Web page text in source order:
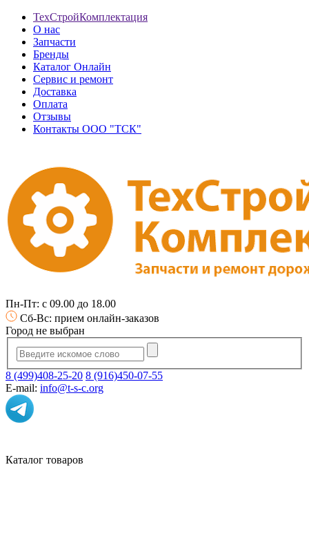
ТехСтройКомплектация
О нас
Запчасти
Бренды
Каталог Онлайн
Сервис и ремонт
Доставка
Оплата
Отзывы
Контакты ООО "ТСК"
Пн-Пт: с 09.00 до 18.00
Сб-Вс: прием онлайн-заказов
Город не выбран
8 (499)408-25-20 8 (916)450-07-55
E-mail: info@t-s-c.org
Каталог товаров